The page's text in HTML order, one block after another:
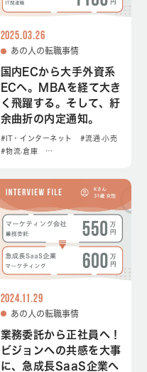
2025.03.26
あの人の転職事情
国内ECから大手外資系
ECへ。MBAを経て大き
く飛躍する。そして、紆
余曲折の内定通知。
#IT・インターネット
#流通·小売
#物流·倉庫
…
2024.11.29
あの人の転職事情
業務委託から正社員へ！
ビジョンへの共感を大事
に、急成長SaaS企業へ